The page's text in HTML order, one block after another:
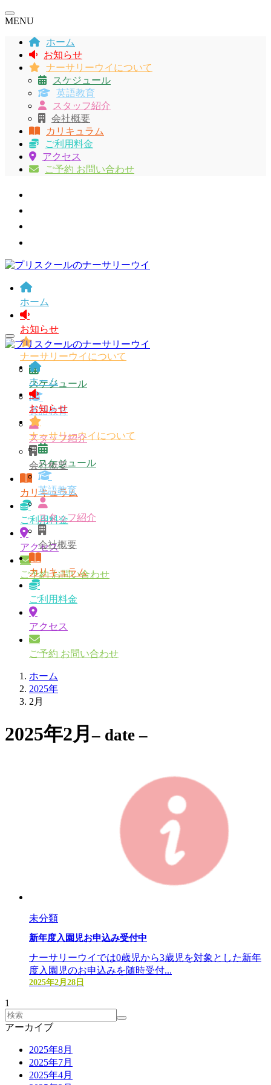
MENU
ホーム
お知らせ
ナーサリーウイについて
スケジュール
英語教育
スタッフ紹介
会社概要
カリキュラム
ご利用料金
アクセス
ご予約 お問い合わせ
ホーム
お知らせ
ナーサリーウイについて
スケジュール
英語教育
スタッフ紹介
会社概要
カリキュラム
ご利用料金
アクセス
ご予約 お問い合わせ
ホーム
お知らせ
ナーサリーウイについて
スケジュール
英語教育
スタッフ紹介
会社概要
カリキュラム
ご利用料金
アクセス
ご予約 お問い合わせ
ホーム
2025年
2月
2025年2月– date –
未分類
新年度入園児お申込み受付中
ナーサリーウイでは0歳児から3歳児を対象とした新年
度入園児のお申込みを随時受付...
2025年2月28日
1
アーカイブ
2025年8月
2025年7月
2025年4月